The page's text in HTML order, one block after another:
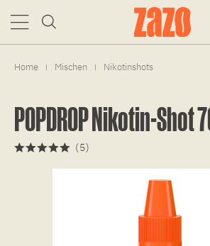
Home | Mischen | Nikotinshots
POPDROP Nikotin-Shot
(5)